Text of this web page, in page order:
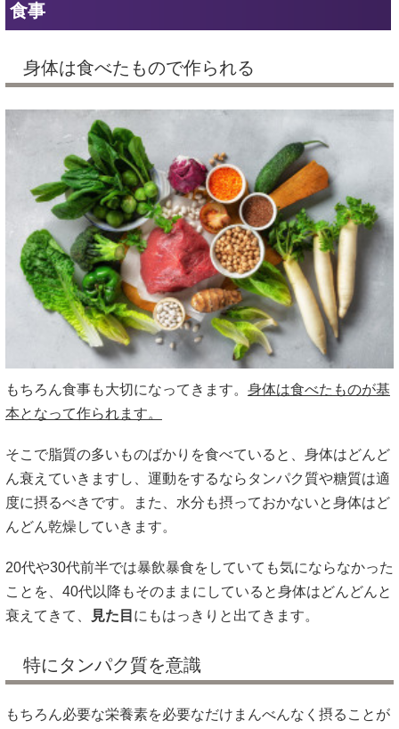
食事
身体は食べたもので作られる
もちろん食事も大切になってきます。 身体は食べたものが基
本となって作られます。
そこで脂質の多いものばかりを食べていると、身体はどんど
ん衰えていきますし、運動をするならタンパク質や糖質は適
度に摂るべきです。また、水分も摂っておかないと身体はど
んどん乾燥していきます。
20代や30代前半では暴飲暴食をしていても気にならなかった
ことを、40代以降もそのままにしていると身体はどんどんと
衰えてきて、
見た目 にもはっきりと出てきます。
特にタンパク質を意識
もちろん必要な栄養素を必要なだけまんべんなく摂ることが